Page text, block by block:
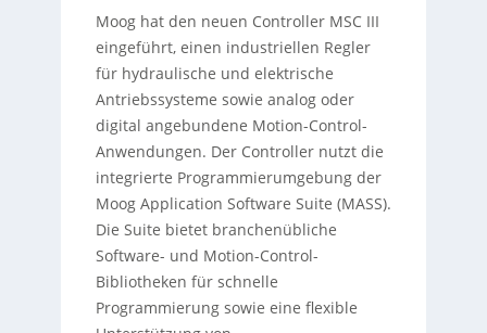
Moog hat den neuen Controller MSC III
eingeführt, einen industriellen Regler
für hydraulische und elektrische
Antriebssysteme sowie analog oder
digital angebundene Motion-Control-
Anwendungen. Der Controller nutzt die
integrierte Programmierumgebung der
Moog Application Software Suite (MASS).
Die Suite bietet branchenübliche
Software- und Motion-Control-
Bibliotheken für schnelle
Programmierung sowie eine flexible